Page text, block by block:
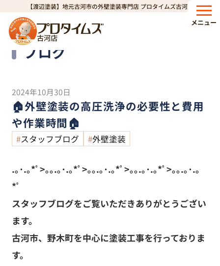
【渡辺塗装】地元古河市の外壁塗装専門店 プロタイムズ古河店
古河店
メニュー
HOME>ブログ> 🏠外壁塗装の高圧洗浄の必要性と費用や作業時間🏠
ブログ
Blog
2024年10月30日
🏠外壁塗装の高圧洗浄の必要性と費用
や作業時間🏠
スタッフブログ 外壁塗装
.｡･.｡*ﾟ>｡｡.｡･.｡*ﾟ>｡｡.｡･.｡*ﾟ>｡｡.｡･.｡*ﾟ>｡｡.｡･.｡
*ﾟ
スタッフブログをご覧いただきありがとうござい
ます。
古河市、野木町を中心に塗装工事を行っておりま
す。